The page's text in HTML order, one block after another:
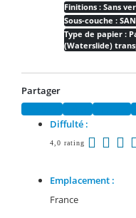
Finitions : Sans
Sous-couche :
Type de papier :
(Waterslide)
Partager
FacebookTwitterPinterest
Diffulté :
4,0 rating
Emplacement :
France